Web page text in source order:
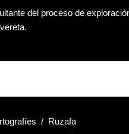
del proceso de
/ Ruzafa